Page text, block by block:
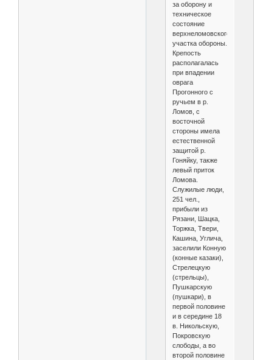
за оборону и
техническое
состояние
верхнеломовского
участка обороны.
Крепость
располагалась
при впадении
оврага
Прогонного с
ручьем в р.
Ломов, с
восточной
стороны имела
естественной
защитой р.
Гоняйку, также
левый приток
Ломова.
Служилые люди,
251 чел.,
прибыли из
Рязани, Шацка,
Торжка, Твери,
Кашина, Углича,
заселили Конную
(конные казаки),
Стрелецкую
(стрельцы),
Пушкарскую
(пушкари), в
первой половине
и в середине 18
в. Никольскую,
Покровскую
слободы, а во
второй половине